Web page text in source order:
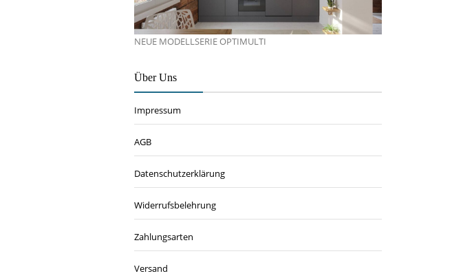
NEUE MODELLSERIE OPTIMULTI
Über Uns
Impressum
AGB
Datenschutzerklärung
Widerrufsbelehrung
Zahlungsarten
Versand